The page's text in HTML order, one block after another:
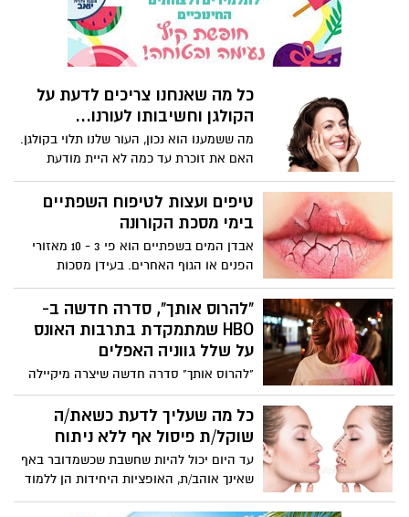
לפנים כאן החומר יכול לשמור על ריכוז ונפח
גבוהה.
כל מה שאנחנו צריכים לדעת על
הקולגן וחשיבותו לעורנו...
מה ששמענו הוא נכון, העור שלנו תלוי בקולגן.
האם את זוכרת עד כמה לא היית מודעת
לעובדה שקולגן חשוב לעור? ייתכן שכשהיית
בת 20 וייצור הקולגן שלך היה מאד גבוה,
ב-75% גבוה יותר מהייצור שלו עם התבגרותנו,
לא היית צריכה לחשוב עליו פעמיים. שמעת
את המילה קולגן מוזכרת במעורפל, ידעת שזה
חלבון, וידעת שהוא בדרך זו או אחרת קשור
למבנה העור שלך
טיפים ועצות לטיפוח השפתיים
בימי מסכת הקורונה
אבדן המים בשפתיים הוא פי 3 - 10 מאזורי
הפנים או הגוף האחרים. בעידן מסכות
הקורונה ובגלל כיסוי הפה הכל מתעצם.
כלומר, המסכה מעצימה את היובש והגירויים
בשפתיים. עור השפתיים שלנו, עדין מאוד ודק
יותר( ב-75%) מיתר הגוף - למעט אזור
העיניים. יובש בשפתיים הוא מראה לא
אסתטי המלווה בתחושת אי נוחות, שריפה,
עקצוץ, אדמומיות, סדקים, חתכים וגרד.
כשהשפתיים שלנו יבשות אנו נוטים ללקק
אותם – וזו טעות.
"להרוס אותך", סדרה חדשה ב-
HBO שמתמקדת בתרבות האונס
על שלל גווניה האפלים
"להרוס אותך" סדרה חדשה שיצרה מיקיילה
קול, תסריטאית ושחקנית בריטית. הסדרה
החדשה של HBO, "להרוס אותך" עוסקת
בהסכמה למין, תקיפה ואונס, בהשראת
כל מה שעליך לדעת כשאת/ה
שוקל/ת פיסול אף ללא ניתוח
עד היום יכול להיות שחשבת שכשמדובר באף
שאינך אוהב/ת, האופציות היחידות הן ללמוד
לאהוב אותו כמו שהוא או לעשות ניתוח אף.